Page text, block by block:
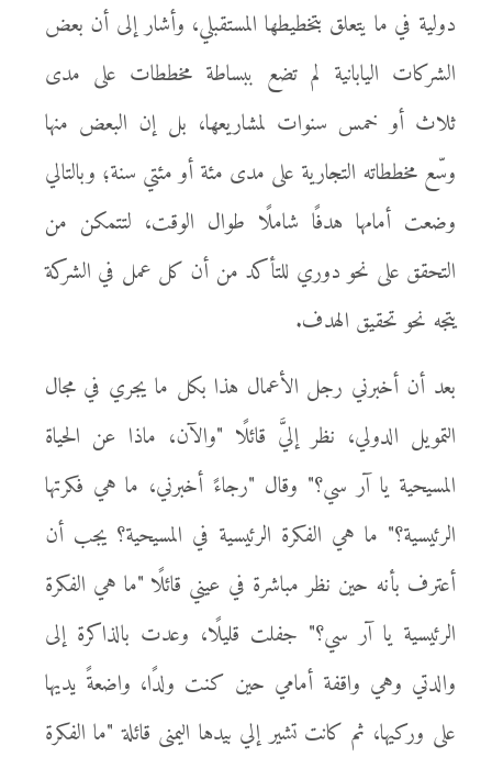
دولية في ما يتعلق بتخطيطها المستقبلي، وأشار إلى أن بعض
الشركات اليابانية لم تضع ببساطة مخططات على مدى
ثلاث أو خمس سنوات لمشاريعها، بل إن البعض منها
وسّع مخططاته التجارية على مدى مئة أو مئتي سنة؛ وبالتالي
وضعت أمامها هدفًا شاملًا طوال الوقت، لتتمكن من
التحقق على نحو دوري للتأكد من أن كل عمل في الشركة
يتجه نحو تحقيق الهدف.
بعد أن أخبرني رجل الأعمال هذا بكل ما يجري في مجال
التمويل الدولي، نظر إليَّ قائلًا "والآن، ماذا عن الحياة
المسيحية يا آر سي؟" وقال "رجاءً أخبرني، ما هي فكرتها
الرئيسية؟" ما هي الفكرة الرئيسية في المسيحية؟ يجب أن
أعترف بأنه حين نظر مباشرة في عيني قائلًا "ما هي الفكرة
الرئيسية يا آر سي؟" جفلت قليلًا، وعدت بالذاكرة إلى
والدتي وهي واقفة أمامي حين كنت ولدًا، واضعةً يديها
على وركيها، ثم كانت تشير إلي بيدها اليمنى قائلة "ما الفكرة